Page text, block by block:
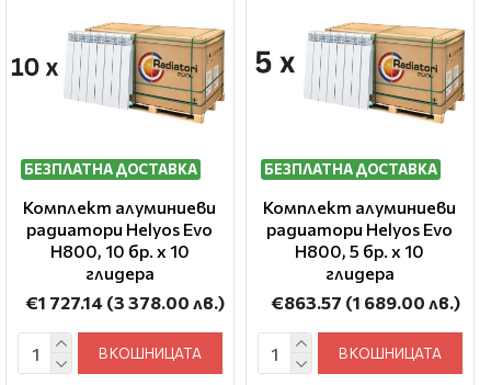
БЕЗПЛАТНА ДОСТАВКА
Комплект алуминиеви
радиатори Helyos Evo
H800, 10 бр. x 10
глидера
€1 727.14 (3 378.00 лв.)
В КОШНИЦАТА
БЕЗПЛАТНА ДОСТАВКА
Комплект алуминиеви
радиатори Helyos Evo
H800, 5 бр. x 10
глидера
€863.57 (1 689.00 лв.)
В КОШНИЦАТА